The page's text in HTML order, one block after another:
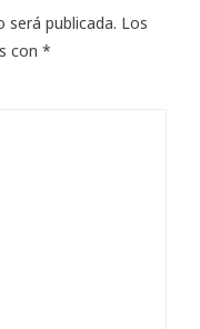
será publicada. Los
con *